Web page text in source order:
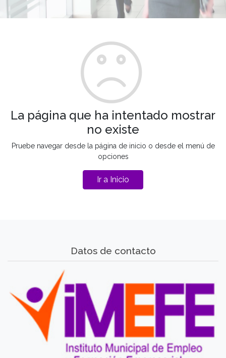
La página que ha intentado mostrar
no existe
Pruebe navegar desde la página de inicio o desde el menú de
opciones
Ir a Inicio
Datos de contacto